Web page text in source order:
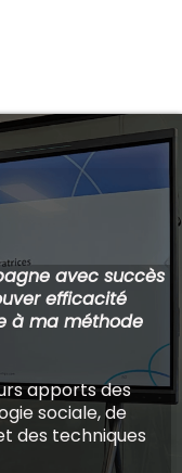
avec succès
efficacité
à ma méthode
apports des
sociale, de
des techniques